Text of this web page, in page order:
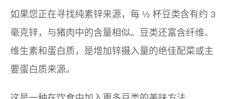
如果您正在寻找纯素锌来源，每 ½ 杯豆类含有约 3
毫克锌，与猪肉中的含量相似。豆类还富含纤维、
维生素和蛋白质，是增加锌摄入量的绝佳配菜或主
要蛋白质来源。